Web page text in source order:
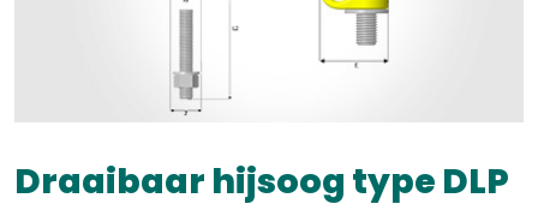
Draaibaar hijsoog type DLP